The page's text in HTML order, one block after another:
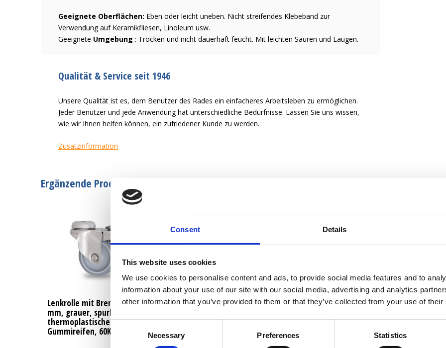
Consent Details
This website uses cookies
We use cookies to personalise content and ads, to provide social media features and to
information about your use of our site with our social media, advertising and analytics
other information that you’ve provided to them or that they’ve collected from your use of
Selection
Necessary Preferences Statistics
Geeignete Oberflächen: Eben oder leicht uneben. Nicht streifendes Klebeband zur
Verwendung auf Keramikfliesen, Linoleum usw.
Geeignete Umgebung : Trocken und nicht dauerhaft feucht. Mit leichten Säuren und Laugen.
Qualität & Service seit 1946
Unsere Qualität ist es, dem Benutzer des Rades ein einfacheres Arbeitsleben zu ermöglichen.
Jeder Benutzer und jede Anwendung hat unterschiedliche Bedürfnisse. Lassen Sie uns wissen,
wie wir Ihnen helfen können, ein zufriedener Kunde zu werden.
Zusatzinformation
Ergänzende Produkte
Lenkrolle mit Bremse, Ø 75
mm, grauer, spurloser
thermoplastischer
Gummireifen, 60KG